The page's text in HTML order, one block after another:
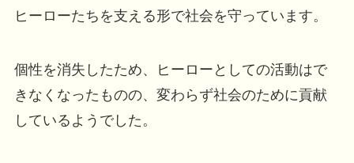
ヒーローたちを支える形で社会を守っています。
個性を消失したため、ヒーローとしての活動はで
きなくなったものの、変わらず社会のために貢献
しているようでした。